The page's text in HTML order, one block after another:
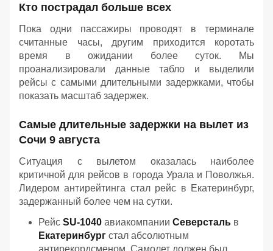
Кто пострадал больше всех
Пока одни пассажиры проводят в терминале
считанные часы, другим приходится коротать
время в ожидании более суток. Мы
проанализировали данные табло и выделили
рейсы с самыми длительными задержками, чтобы
показать масштаб задержек.
Самые длительные задержки на вылет из
Сочи 9 августа
Ситуация с вылетом оказалась наиболее
критичной для рейсов в города Урала и Поволжья.
Лидером антирейтинга стал рейс в Екатеринбург,
задержанный более чем на сутки.
Рейс SU-1040 авиакомпании Северсталь в
Екатеринбург стал абсолютным
антирекордсменом. Самолет должен был